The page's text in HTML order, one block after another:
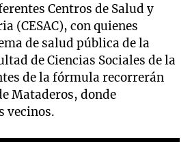
Centros de Salud y
(CESAC), con quienes
de salud pública de la
de Ciencias Sociales de la
de la fórmula recorrerán
Mataderos, donde
vecinos.